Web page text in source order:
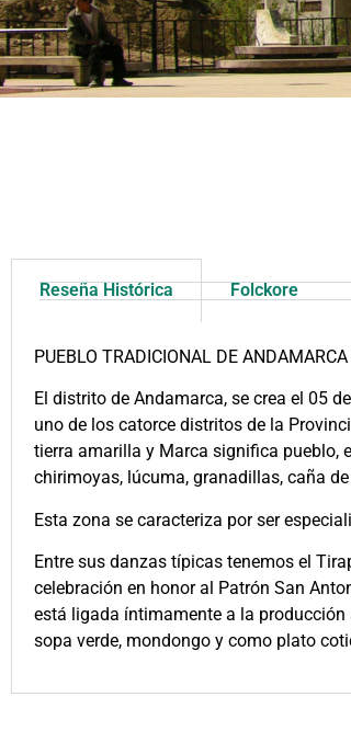
Reseña Histórica Folckore
PUEBLO TRADICIONAL DE ANDAMARCA
El distrito de Andamarca, se crea el 05
uno de los catorce distritos de la
tierra amarilla y Marca significa pueblo,
chirimoyas, lúcuma, granadillas, caña
Esta zona se caracteriza por ser
Entre sus danzas típicas tenemos el
celebración en honor al Patrón San
está ligada íntimamente a la producción
sopa verde, mondongo y como plato